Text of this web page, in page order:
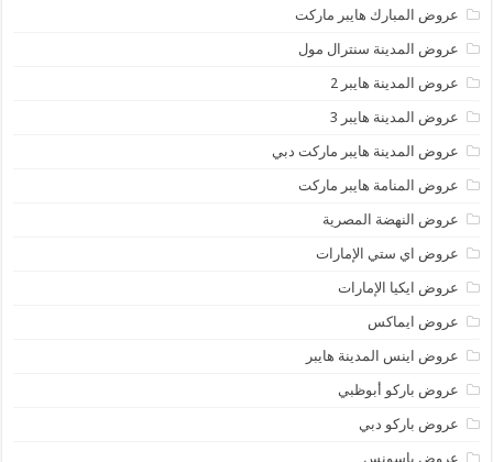
عروض المبارك هايبر ماركت
عروض المدينة سنترال مول
عروض المدينة هايبر 2
عروض المدينة هايبر 3
عروض المدينة هايبر ماركت دبي
عروض المنامة هايبر ماركت
عروض النهضة المصرية
عروض اي ستي الإمارات
عروض ايكيا الإمارات
عروض ايماكس
عروض اينس المدينة هايبر
عروض باركو أبوظبي
عروض باركو دبي
عروض باسونس